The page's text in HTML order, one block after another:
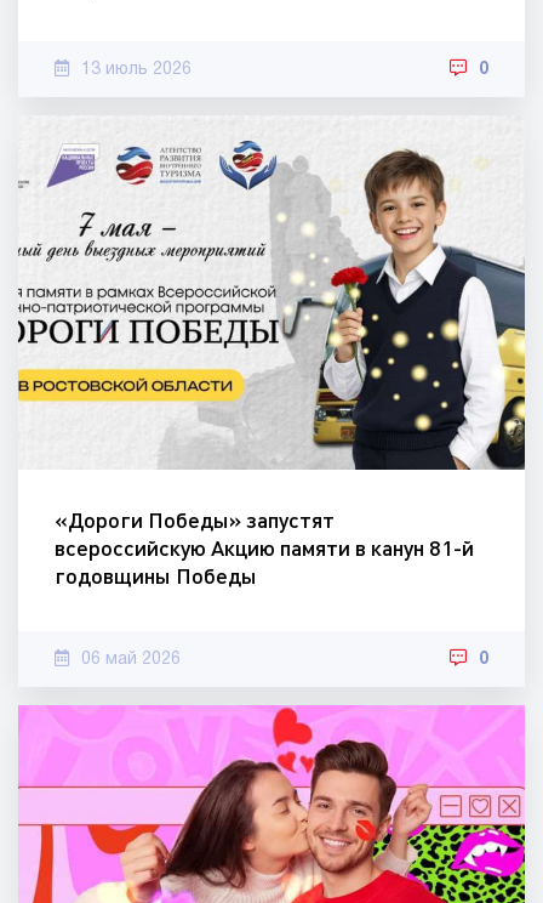
13 июль 2026 0
«Дороги Победы» запустят
всероссийскую Акцию памяти в канун 81-й
годовщины Победы
06 май 2026 0